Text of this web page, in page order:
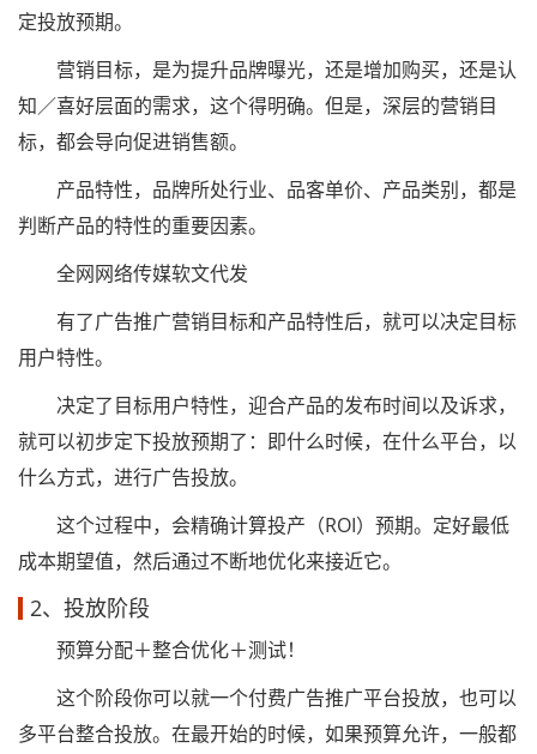
定投放预期。
营销目标，是为提升品牌曝光，还是增加购买，还是认
知／喜好层面的需求，这个得明确。但是，深层的营销目
标，都会导向促进销售额。
产品特性，品牌所处行业、品客单价、产品类别，都是
判断产品的特性的重要因素。
全网网络传媒软文代发
有了广告推广营销目标和产品特性后，就可以决定目标
用户特性。
决定了目标用户特性，迎合产品的发布时间以及诉求，
就可以初步定下投放预期了：即什么时候，在什么平台，以
什么方式，进行广告投放。
这个过程中，会精确计算投产（ROI）预期。定好最低
成本期望值，然后通过不断地优化来接近它。
2、投放阶段
预算分配＋整合优化＋测试！
这个阶段你可以就一个付费广告推广平台投放，也可以
多平台整合投放。在最开始的时候，如果预算允许，一般都